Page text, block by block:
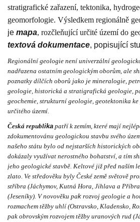
stratigrafické zařazení, tektonika,
geomorfologie. Výsledkem regionálně
je mapa, rozčleňující určité území do
textová dokumentace, popisující
Regionální geologie není univerzální
nadřazena ostatním geologickým oborům, ale
poznatky dílčích oborů jako je mineralogie,
geologie, historická a stratigrafická geologie,
geochemie, strukturní geologie, geotektonika
určitého území.
Česká republika patří k zemím, které mají
zdokumentovánu geologickou stavbu svého
našeho státu bylo od nejstarších historických
dokázaly využívat nerostného bohatství, a tím
jeho geologické stavbě. Keltové již před naším
zlato. Ve středověku byly České země světově
stříbra (Jáchymov, Kutná Hora, Jihlava a
(Jeseníky). V novověku pak rozvoj geologie a
rozmachem těžby uhlí (Ostravsko, Kladensko,
pak obrovským rozvojem těžby uranových rud